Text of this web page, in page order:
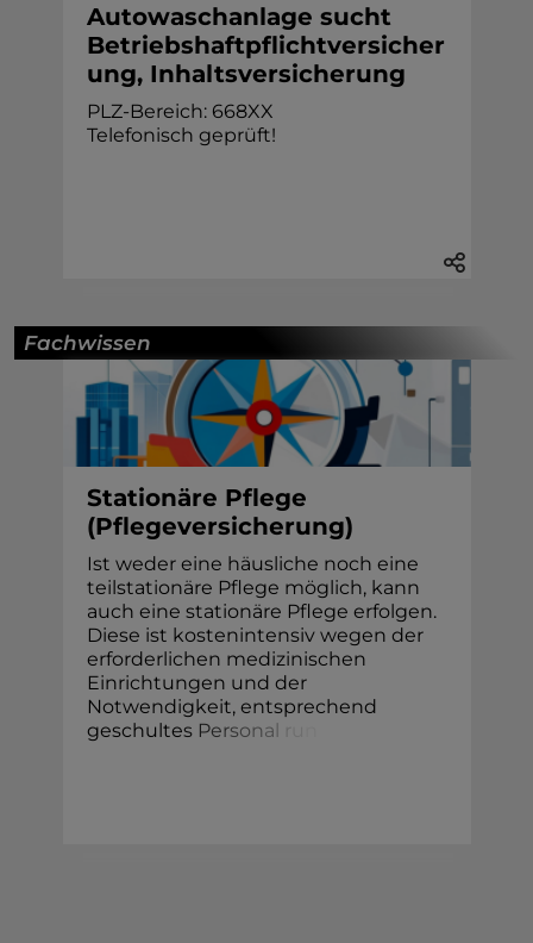
Autowaschanlage sucht
Betriebshaftpflichtversicher
ung, Inhaltsversicherung
PLZ-Bereich: 668XX
Telefonisch geprüft!
Fachwissen
Stationäre Pflege
(Pflegeversicherung)
Ist weder eine häusliche noch eine
teilstationäre Pflege möglich, kann
auch eine stationäre Pflege erfolgen.
Diese ist kostenintensiv wegen der
erforderlichen medizinischen
Einrichtungen und der
Notwendigkeit, entsprechend
geschultes Personal r